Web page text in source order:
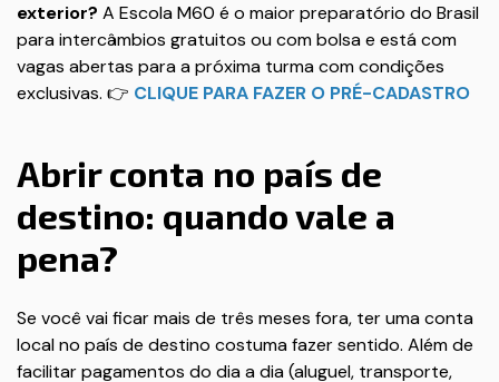
exterior? A Escola M60 é o maior preparatório do Brasil
para intercâmbios gratuitos ou com bolsa e está com
vagas abertas para a próxima turma com condições
exclusivas. 👉 CLIQUE PARA FAZER O PRÉ-CADASTRO
Abrir conta no país de
destino: quando vale a
pena?
Se você vai ficar mais de três meses fora, ter uma conta
local no país de destino costuma fazer sentido. Além de
facilitar pagamentos do dia a dia (aluguel, transporte,